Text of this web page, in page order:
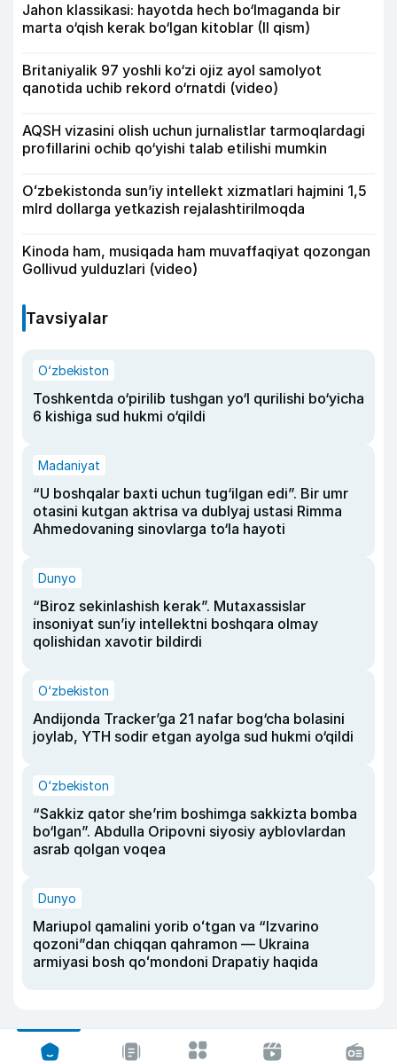
Jahon klassikasi: hayotda hech bo‘lmaganda bir
marta o‘qish kerak bo‘lgan kitoblar (II qism)
Britaniyalik 97 yoshli ko‘zi ojiz ayol samolyot
qanotida uchib rekord o‘rnatdi (video)
AQSH vizasini olish uchun jurnalistlar tarmoqlardagi
profillarini ochib qo‘yishi talab etilishi mumkin
Oʻzbekistonda sunʼiy intellekt xizmatlari hajmini 1,5
mlrd dollarga yetkazish rejalashtirilmoqda
Kinoda ham, musiqada ham muvaffaqiyat qozongan
Gollivud yulduzlari (video)
Tavsiyalar
O‘zbekiston
Toshkentda o‘pirilib tushgan yo‘l qurilishi bo‘yicha
6 kishiga sud hukmi o‘qildi
Madaniyat
“U boshqalar baxti uchun tug‘ilgan edi”. Bir umr
otasini kutgan aktrisa va dublyaj ustasi Rimma
Ahmedovaning sinovlarga to‘la hayoti
Dunyo
“Biroz sekinlashish kerak”. Mutaxassislar
insoniyat sun’iy intellektni boshqara olmay
qolishidan xavotir bildirdi
O‘zbekiston
Andijonda Tracker’ga 21 nafar bog‘cha bolasini
joylab, YTH sodir etgan ayolga sud hukmi o‘qildi
O‘zbekiston
“Sakkiz qator she’rim boshimga sakkizta bomba
bo‘lgan”. Abdulla Oripovni siyosiy ayblovlardan
asrab qolgan voqea
Dunyo
Mariupol qamalini yorib oʻtgan va “Izvarino
qozoni”dan chiqqan qahramon — Ukraina
armiyasi bosh qoʻmondoni Drapatiy haqida